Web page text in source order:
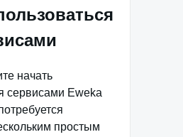
начать
сервисами Eweka
простым